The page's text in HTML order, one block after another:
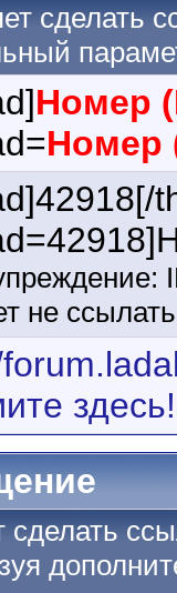
сделать
Номер
Номер
не
здесь!
сделать